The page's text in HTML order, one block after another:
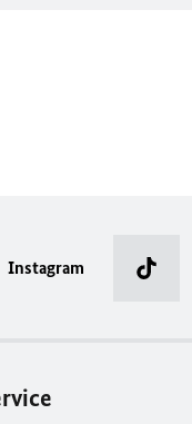
Instagram